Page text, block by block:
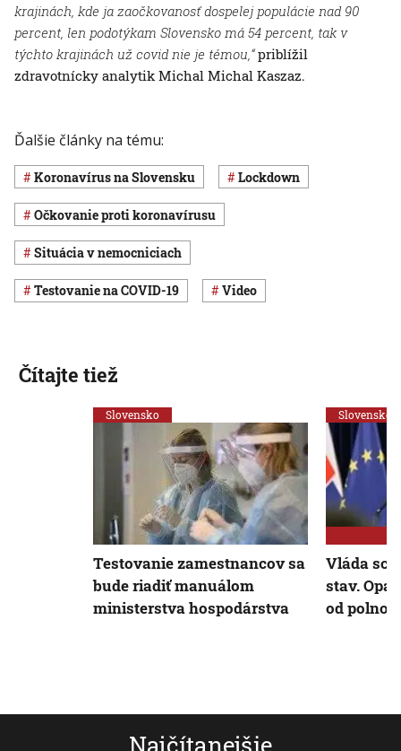
krajinách, kde ja zaočkovanosť dospelej populácie nad 90
percent, len podotýkam Slovensko má 54 percent, tak v
týchto krajinách už covid nie je témou,“priblížil
zdravotnícky analytik Michal Michal Kaszaz.
Ďalšie články na tému:
koronavírus na Slovensku lockdown
očkovanie proti koronavírusu
situácia v nemocniciach
testovanie na COVID-19 Video
Najčítanejšie
Čítajte tiež
Slovensko
Testovanie zamestnancov sa
bude riadiť manuálom
ministerstva hospodárstva
Slovensko
Vláda
stav.
od polnoci